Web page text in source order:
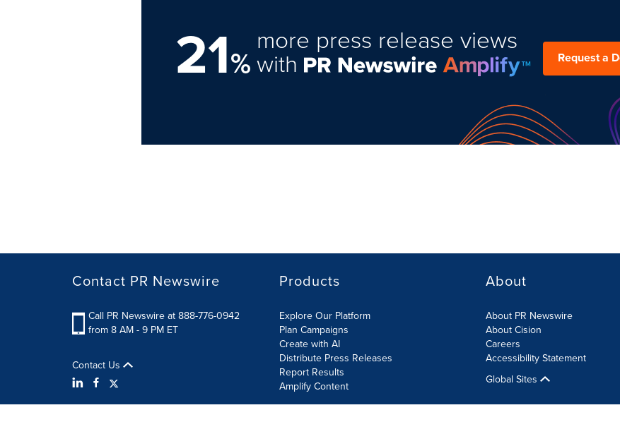
21%
more press release views
with Request a
Contact PR Newswire
Call PR Newswire at 888-776-0942
from 8 AM - 9 PM ET
Contact Us
Products
Explore Our Platform
Plan Campaigns
Create with AI
Distribute Press Releases
Report Results
Amplify Content
About
About PR Newswire
About Cision
Careers
Accessibility Statement
Global Sites